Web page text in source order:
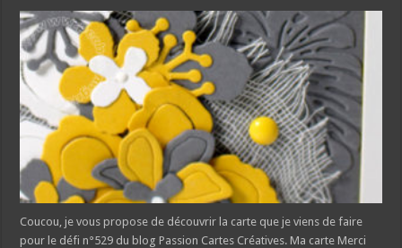
Coucou, je vous propose de découvrir la carte que je viens de faire
pour le défi n°529 du blog Passion Cartes Créatives. Ma carte Merci